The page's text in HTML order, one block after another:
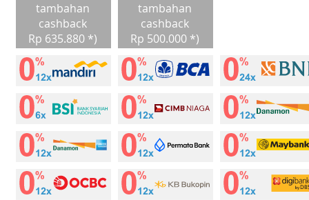
tambahan
cashback
Rp 635.880 *)
tambahan
cashback
Rp 500.000 *)